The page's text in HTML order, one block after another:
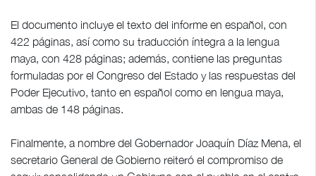
El documento incluye el texto del informe en español, con
422 páginas, así como su traducción íntegra a la lengua
maya, con 428 páginas; además, contiene las preguntas
formuladas por el Congreso del Estado y las respuestas del
Poder Ejecutivo, tanto en español como en lengua maya,
ambas de 148 páginas.
Finalmente, a nombre del Gobernador Joaquín Díaz Mena, el
secretario General de Gobierno reiteró el compromiso de